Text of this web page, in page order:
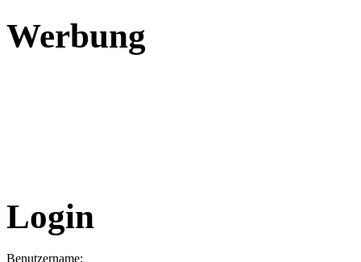
Werbung
Login
Benutzername: